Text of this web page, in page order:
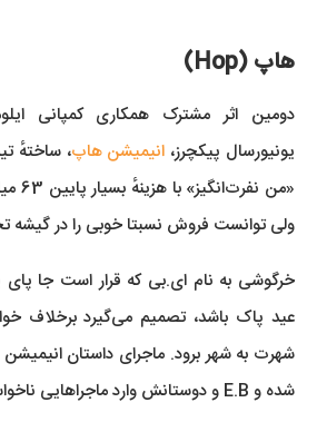
هاپ (Hop)
دومین اثر مشترک همکاری کمپانی
یونیورسال پیکچرز، انیمیشن هاپ، ساختهٔ
«من
ولی توانست فروش نسبتا خوبی را در گیشه
خرگوشی به نام ای.بی که قرار است جا
عید پاک باشد، تصمیم می‌گیرد برخلاف
شده و E.B و دوستانش وارد ماجراهایی ناخواسته می‌شوند.